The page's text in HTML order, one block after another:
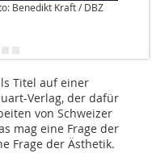
Benedikt Kraft / DBZ
Titel auf einer
Verlag, der dafür
von Schweizer
mag eine Frage der
Frage der Ästhetik.